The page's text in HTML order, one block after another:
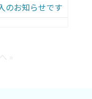
のお知らせです（1店
»